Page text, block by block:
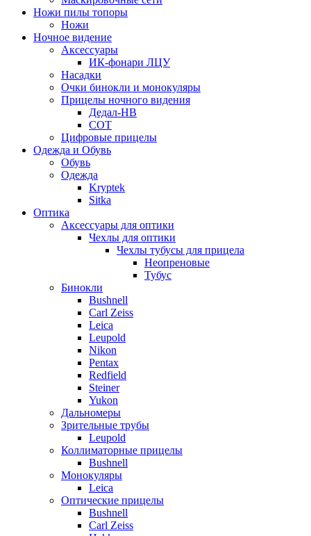
Ножи пилы топоры
Ножи
Ночное видение
Аксессуары
ИК-фонари ЛЦУ
Насадки
Очки бинокли и монокуляры
Прицелы ночного видения
Дедал-НВ
СОТ
Цифровые прицелы
Одежда и Обувь
Обувь
Одежда
Kryptek
Sitka
Оптика
Аксессуары для оптики
Чехлы для оптики
Чехлы тубусы для прицела
Неопреновые
Тубус
Бинокли
Bushnell
Carl Zeiss
Leica
Leupold
Nikon
Pentax
Redfield
Steiner
Yukon
Дальномеры
Зрительные трубы
Leupold
Коллиматорные прицелы
Bushnell
Монокуляры
Leica
Оптические прицелы
Bushnell
Carl Zeiss